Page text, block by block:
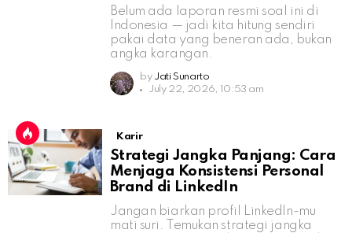
Belum ada laporan resmi soal ini di
Indonesia — jadi kita hitung sendiri
pakai data yang beneran ada, bukan
angka karangan.
by Jati Sunarto
July 22, 2026, 10:53 am
Karir
Strategi Jangka Panjang: Cara
Menjaga Konsistensi Personal
Brand di LinkedIn
Jangan biarkan profil LinkedIn-mu
mati suri. Temukan strategi jangka